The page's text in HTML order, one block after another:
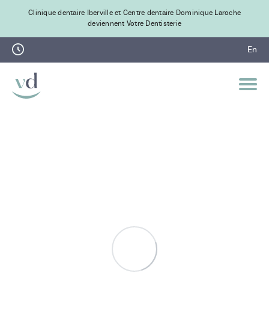
Clinique dentaire Iberville et Centre dentaire Dominique Laroche
deviennent Votre Dentisterie
En